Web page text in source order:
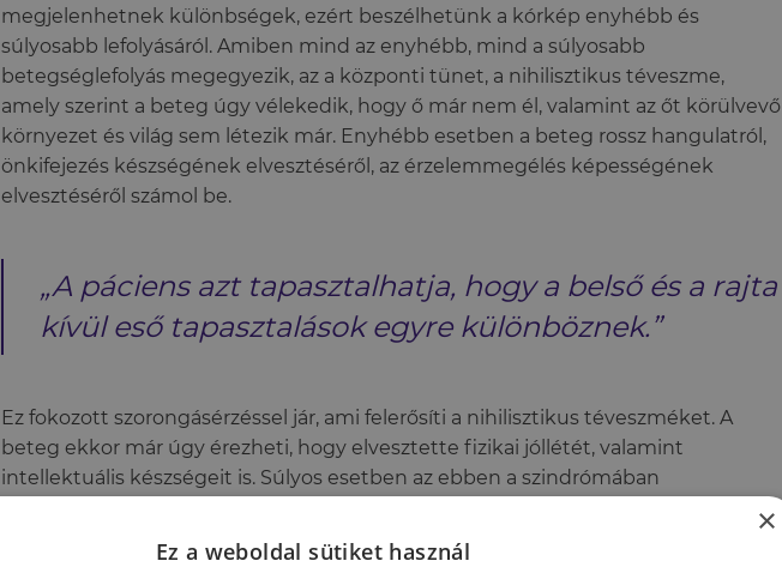
megjelenhetnek különbségek, ezért beszélhetünk a kórkép enyhébb és
súlyosabb lefolyásáról. Amiben mind az enyhébb, mind a súlyosabb
betegséglefolyás megegyezik, az a központi tünet, a nihilisztikus téveszme,
amely szerint a beteg úgy vélekedik, hogy ő már nem él, valamint az őt körülvevő
környezet és világ sem létezik már. Enyhébb esetben a beteg rossz hangulatról,
önkifejezés készségének elvesztéséről, az érzelemmegélés képességének
elvesztéséről számol be.
„A páciens azt tapasztalhatja, hogy a belső és a rajta
kívül eső tapasztalások egyre különböznek.”
Ez fokozott szorongásérzéssel jár, ami felerősíti a nihilisztikus téveszméket. A
beteg ekkor már úgy érezheti, hogy elvesztette fizikai jóllétét, valamint
intellektuális készségeit is. Súlyos esetben az ebben a szindrómában
megnyilvánulhat abban, hogy a páciens azt állítja, egyik testrésze vagy belső
×
Ez a weboldal sütiket használ